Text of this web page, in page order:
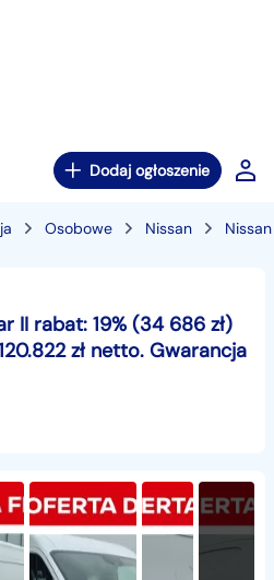
Dodaj ogłoszenie
Osobowe Nissan
II rabat: 19% (34 686 zł)
zł netto. Gwarancja